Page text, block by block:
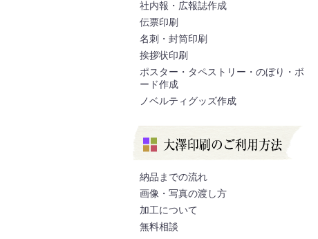
社内報・広報誌作成
伝票印刷
名刺・封筒印刷
挨拶状印刷
ポスター・タペストリー・のぼり・ボ
ード作成
ノベルティグッズ作成
納品までの流れ
画像・写真の渡し方
加工について
無料相談